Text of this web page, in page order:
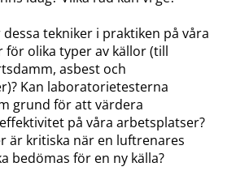
tekniker i praktiken på våra
för olika typer av källor (till
asbest och
Kan laboratorietesterna
grund för att värdera
på våra arbetsplatser?
är kritiska när en luftrenares
bedömas för en ny källa?